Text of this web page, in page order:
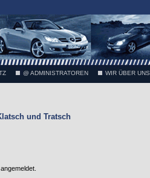
@ ADMINISTRATOREN WIR ÜBER UNS
und Tratsch